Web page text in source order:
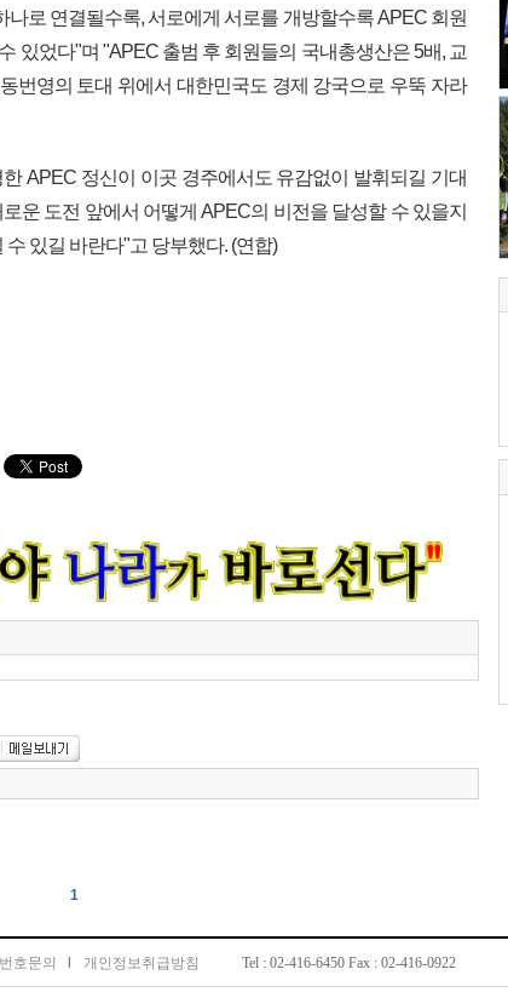
로 연결될수록, 서로에게 서로를 개방할수록 APEC 회원
있었다"며 "APEC 출범 후 회원들의 국내총생산은 5배, 교
번영의 토대 위에서 대한민국도 경제 강국으로 우뚝 자라
APEC 정신이 이곳 경주에서도 유감없이 발휘되길 기대
운 도전 앞에서 어떻게 APEC의 비전을 달성할 수 있을지
있길 바란다"고 당부했다. (연합)
1
호문의 개인정보취급방침 Tel : 02-416-6450 Fax : 02-416-0922